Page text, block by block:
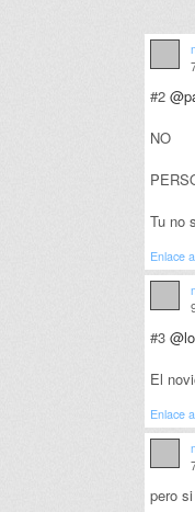
#2
NO
Tu no
Enlace
#3
El
Enlace
pero